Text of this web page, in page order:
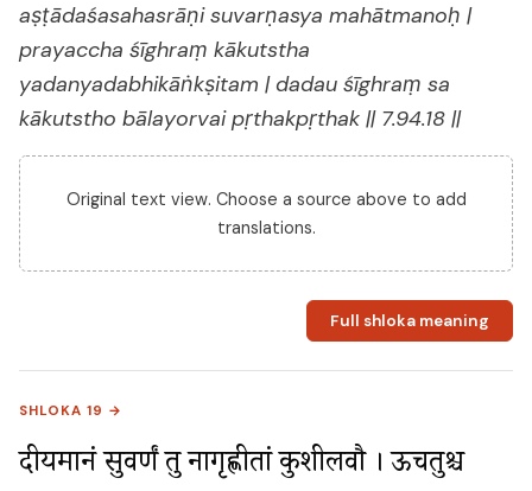
aṣṭādaśasahasrāṇi suvarṇasya mahātmanoḥ |
prayaccha śīghraṃ kākutstha
yadanyadabhikāṅkṣitam | dadau śīghraṃ sa
kākutstho bālayorvai pṛthakpṛthak || 7.94.18 ||
Original text view. Choose a source above to add
translations.
Full shloka meaning
SHLOKA 19 →
दीयमानं सुवर्णं तु नागृह्णीतां कुशीलवौ । ऊचतुश्च